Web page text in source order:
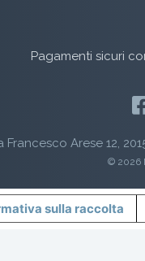
Pagamenti sicuri
Arese 12,
© 2026
sulla raccolta